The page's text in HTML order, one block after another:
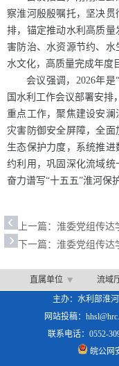
察淮河殷殷嘱托，坚决
排，锚定推动水利高质
害防治、水资源节约、
水文化，高质量完成年度
会议强调，2026年
国水利工作会议部署安排
重点工作，聚焦建设安
灾害防御安全屏障，全
生态保护力度，系统推
约利用，巩固深化流域统
奋力谱写“十五五”淮河保
上一篇： 淮委党组传达
下一篇： 淮委党组传达
直属单位 流域
主办：水利部淮
网站投稿：
联系电话：0552-
皖公网